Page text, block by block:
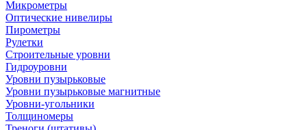
Микрометры
Оптические нивелиры
Пирометры
Рулетки
Строительные уровни
Гидроуровни
Уровни пузырьковые
Уровни пузырьковые магнитные
Уровни-угольники
Толщиномеры